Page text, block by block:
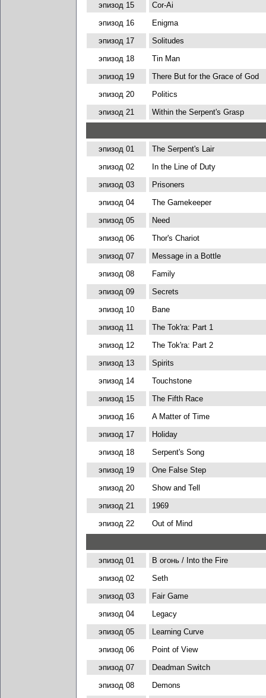
эпизод 15
Cor-Ai
эпизод 16
Enigma
эпизод 17
Solitudes
эпизод 18
Tin Man
эпизод 19
There But for the Grace of God
эпизод 20
Politics
эпизод 21
Within the Serpent's Grasp
эпизод 01
The Serpent's Lair
эпизод 02
In the Line of Duty
эпизод 03
Prisoners
эпизод 04
The Gamekeeper
эпизод 05
Need
эпизод 06
Thor's Chariot
эпизод 07
Message in a Bottle
эпизод 08
Family
эпизод 09
Secrets
эпизод 10
Bane
эпизод 11
The Tok'ra: Part 1
эпизод 12
The Tok'ra: Part 2
эпизод 13
Spirits
эпизод 14
Touchstone
эпизод 15
The Fifth Race
эпизод 16
A Matter of Time
эпизод 17
Holiday
эпизод 18
Serpent's Song
эпизод 19
One False Step
эпизод 20
Show and Tell
эпизод 21
1969
эпизод 22
Out of Mind
эпизод 01
В огонь / Into the Fire
эпизод 02
Seth
эпизод 03
Fair Game
эпизод 04
Legacy
эпизод 05
Learning Curve
эпизод 06
Point of View
эпизод 07
Deadman Switch
эпизод 08
Demons